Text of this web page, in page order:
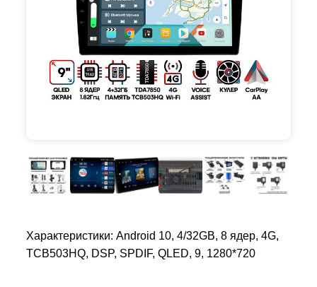
Характеристики: Android 10, 4/32GB, 8 ядер, 4G,
TCB503HQ, DSP, SPDIF, QLED, 9, 1280*720